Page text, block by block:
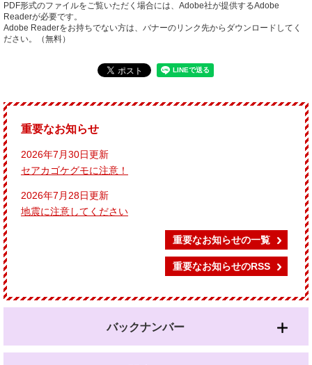
PDF形式のファイルをご覧いただく場合には、Adobe社が提供するAdobe
Readerが必要です。
Adobe Readerをお持ちでない方は、バナーのリンク先からダウンロードしてく
ださい。（無料）
重要なお知らせ
2026年7月30日更新
セアカゴケグモに注意！
2026年7月28日更新
地震に注意してください
重要なお知らせの一覧
重要なお知らせのRSS
バックナンバー